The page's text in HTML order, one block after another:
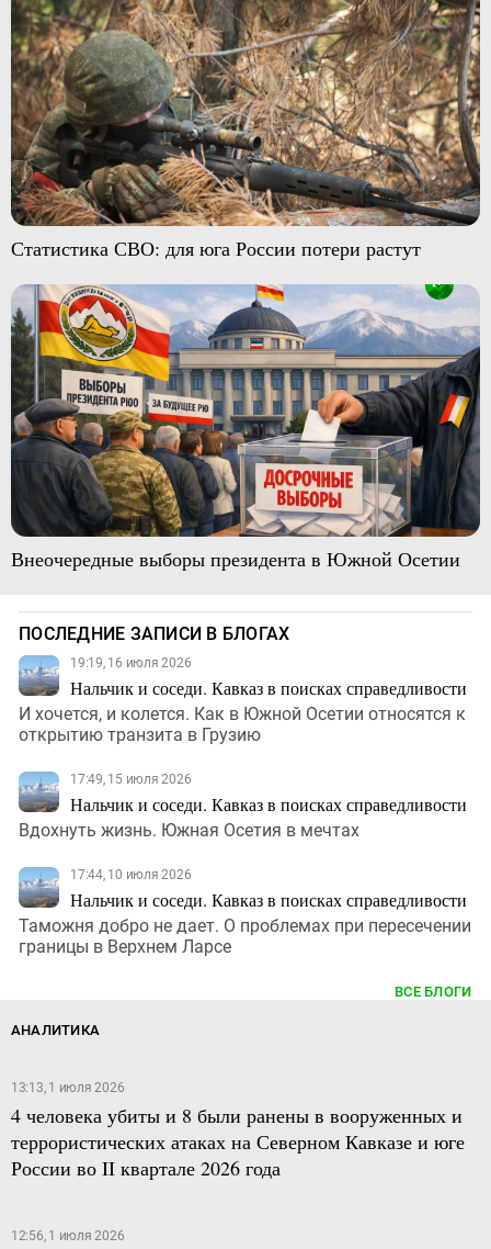
Статистика СВО: для юга России потери растут
Внеочередные выборы президента в Южной Осетии
ПОСЛЕДНИЕ ЗАПИСИ В БЛОГАХ
19:19, 16 июля 2026
Нальчик и соседи. Кавказ в поисках справедливости
И хочется, и колется. Как в Южной Осетии относятся к
открытию транзита в Грузию
17:49, 15 июля 2026
Нальчик и соседи. Кавказ в поисках справедливости
Вдохнуть жизнь. Южная Осетия в мечтах
17:44, 10 июля 2026
Нальчик и соседи. Кавказ в поисках справедливости
Таможня добро не дает. О проблемах при пересечении
границы в Верхнем Ларсе
ВСЕ БЛОГИ
АНАЛИТИКА
13:13, 1 июля 2026
4 человека убиты и 8 были ранены в вооруженных и
террористических атаках на Северном Кавказе и юге
России во II квартале 2026 года
12:56, 1 июля 2026